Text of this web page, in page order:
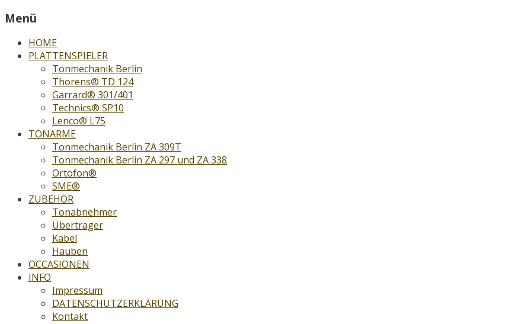
Menü
HOME
PLATTENSPIELER
Tonmechanik Berlin
Thorens® TD 124
Garrard® 301/401
Technics® SP10
Lenco® L75
TONARME
Tonmechanik Berlin ZA 309T
Tonmechanik Berlin ZA 297 und ZA 338
Ortofon®
SME®
ZUBEHÖR
Tonabnehmer
Übertrager
Kabel
Hauben
OCCASIONEN
INFO
Impressum
DATENSCHUTZERKLÄRUNG
Kontakt